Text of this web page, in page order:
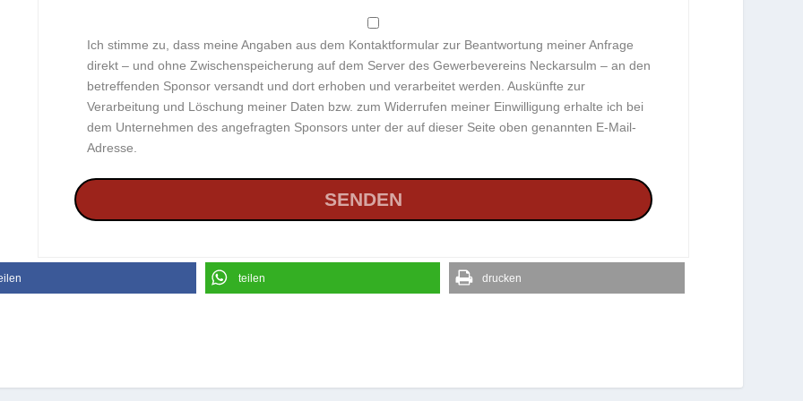
Ich stimme zu, dass meine Angaben aus dem Kontaktformular zur Beantwortung meiner Anfrage
direkt – und ohne Zwischenspeicherung auf dem Server des Gewerbevereins Neckarsulm – an den
betreffenden Sponsor versandt und dort erhoben und verarbeitet werden. Auskünfte zur
Verarbeitung und Löschung meiner Daten bzw. zum Widerrufen meiner Einwilligung erhalte ich bei
dem Unternehmen des angefragten Sponsors unter der auf dieser Seite oben genannten E-Mail-
Adresse.
teilen drucken